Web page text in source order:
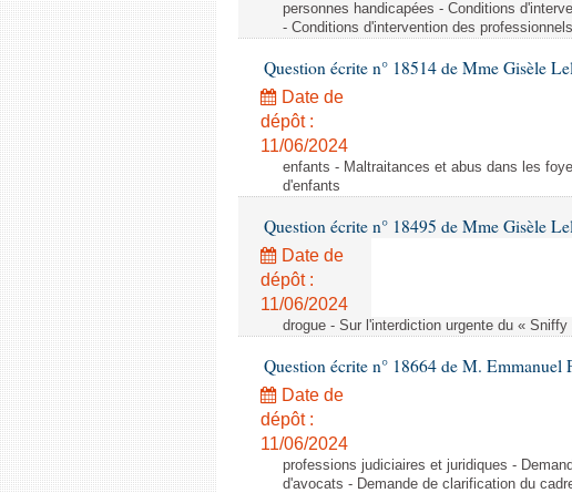
personnes handicapées - Conditions
- Conditions d'intervention des
Question écrite n° 18514 de Mme Gisèle
Date de
dépôt :
11/06/2024
enfants - Maltraitances et abus dans les
d'enfants
Question écrite n° 18495 de Mme Gisèle
Date de
dépôt :
11/06/2024
drogue - Sur l'interdiction urgente du «
Question écrite n° 18664 de M. Emmanuel
Date de
dépôt :
11/06/2024
professions judiciaires et juridiques -
d'avocats - Demande de clarification du